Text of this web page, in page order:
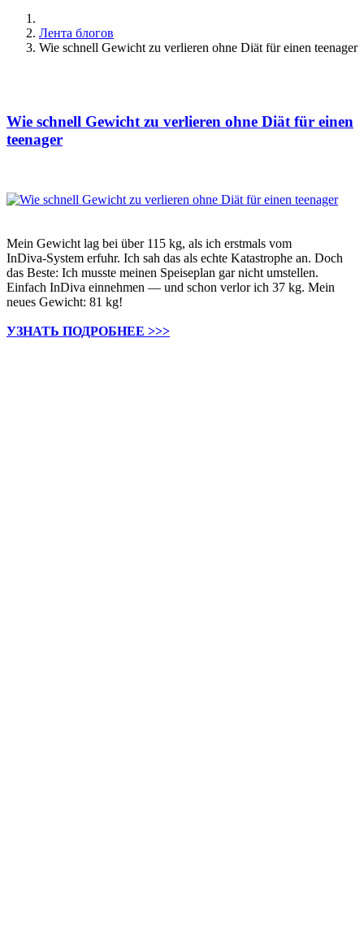
Лента блогов
Wie schnell Gewicht zu verlieren ohne Diät für einen teenager
Wie schnell Gewicht zu verlieren ohne Diät für einen
teenager
Mein Gewicht lag bei über 115 kg, als ich erstmals vom
InDiva‑System erfuhr. Ich sah das als echte Katastrophe an. Doch
das Beste: Ich musste meinen Speiseplan gar nicht umstellen.
Einfach InDiva einnehmen — und schon verlor ich 37 kg. Mein
neues Gewicht: 81 kg!
УЗНАТЬ ПОДРОБНЕЕ >>>